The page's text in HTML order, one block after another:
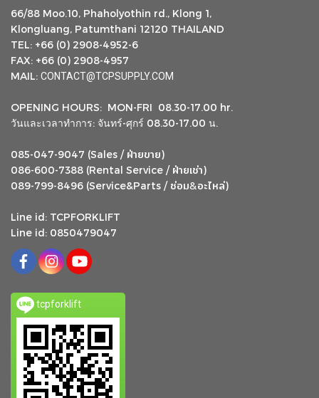
66/88 Moo.10, Phaholyothin rd., Klong 1,
Klongluang, Patumthani 12120 THAILAND
TEL: +66 (0) 2908-4952-6
FAX: +66 (0) 2908-4957
MAIL: CONTACT@TCPSUPPLY.COM
OPENING HOURS: MON-FRI 08.30-17.00 hr.
วันและเวลาทำการ: จันทร์-ศุกร์ 08.30-17.00 น.
085-047-9047 (Sales / ฝ่ายขาย)
086-600-7388 (Rental Service / ฝ่ายเช่า)
089-799-8496 (Service&Parts / ซ่อม&อะไหล่)
Line id: TCPFORKLIFT
Line id: 0850479047
tcpforklift